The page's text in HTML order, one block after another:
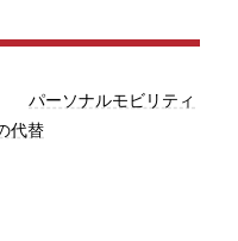
モビリティ
メリット
パーソナルモビリティ
代替